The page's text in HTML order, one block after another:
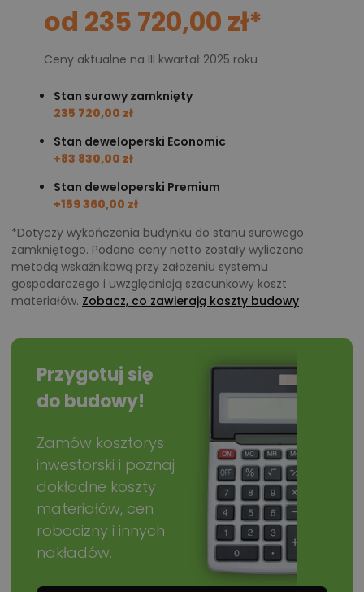
od 235 720,00 zł*
Ceny aktualne na III kwartał 2025 roku
Stan surowy zamknięty
235 720,00 zł
Stan deweloperski Economic
+83 830,00 zł
Stan deweloperski Premium
+159 360,00 zł
*Dotyczy wykończenia budynku do stanu surowego
zamkniętego. Podane ceny netto zostały wyliczone
metodą wskaźnikową przy założeniu systemu
gospodarczego i uwzględniają szacunkowy koszt
materiałów. Zobacz, co zawierają koszty budowy
Przygotuj się
do budowy!
Zamów kosztorys
inwestorski i poznaj
dokładne koszty
materiałów, cen
robocizny i innych
nakładów.